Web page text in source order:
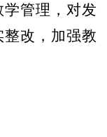
管理，对发
改，加强教